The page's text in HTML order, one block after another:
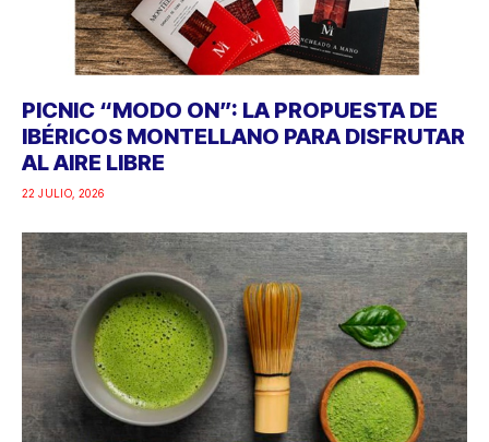
PICNIC “MODO ON”: LA PROPUESTA DE
IBÉRICOS MONTELLANO PARA DISFRUTAR
AL AIRE LIBRE
22 JULIO, 2026